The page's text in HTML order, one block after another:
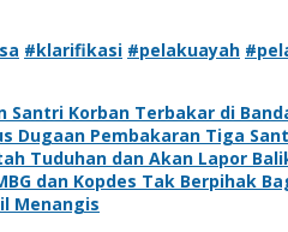
#klarifikasi #pelakuayah
Santri Korban Terbakar di
Dugaan Pembakaran Tiga
Tuduhan dan Akan Lapor
dan Kopdes Tak Berpihak
Menangis